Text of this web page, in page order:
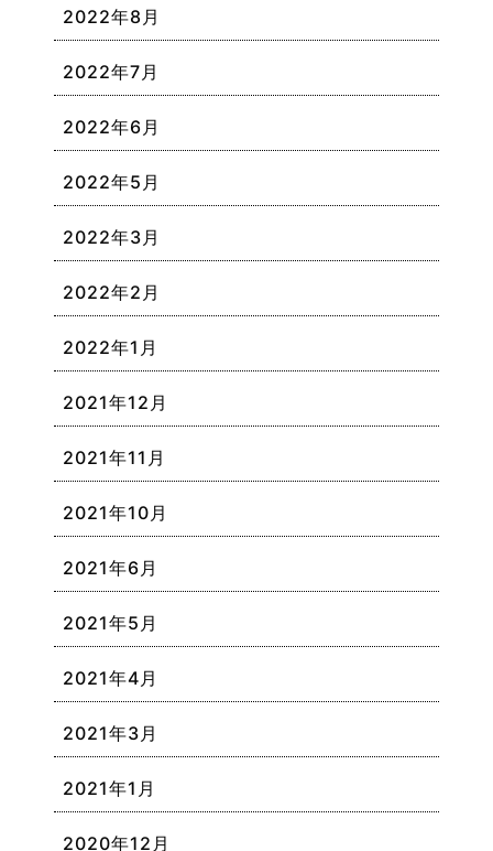
2022年8月
2022年7月
2022年6月
2022年5月
2022年3月
2022年2月
2022年1月
2021年12月
2021年11月
2021年10月
2021年6月
2021年5月
2021年4月
2021年3月
2021年1月
2020年12月